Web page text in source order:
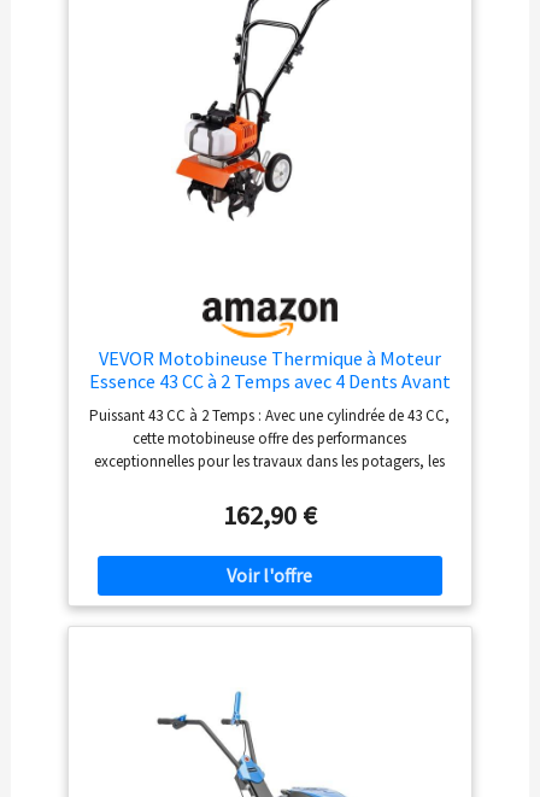
VEVOR Motobineuse Thermique à Moteur
Essence 43 CC à 2 Temps avec 4 Dents Avant
Réglables en Acier Grandes Roues
Installation Facile Cultivateur de Sol pour
Potager Jardinière Travail du Sol Champs
Puissant 43 CC à 2 Temps : Avec une cylindrée de 43 CC,
cette motobineuse offre des performances
exceptionnelles pour les travaux dans les potagers, les
certifiée NRMM pour une culture efficace et respectueuse
de l'environnement. Fonctionnement Continu : Les
trous de dissipation de la chaleur agrandis empêchent
la surchauffe et le calage. Les filtres à air de haute
qualité empêchent les saletés nuisibles au moteur de
pénétrer, garantissant ainsi un fonctionnement en
dans diverses conditions. Travail Efficace : Équipée de
quatre dents pour un labourage efficace, notre
motobineuse présente une largeur de travail de 300 mm
et une profondeur de 100 mm. Elle permet de semer et
de labourer efficacement. L'ensemble de patins réglables
162,90 €